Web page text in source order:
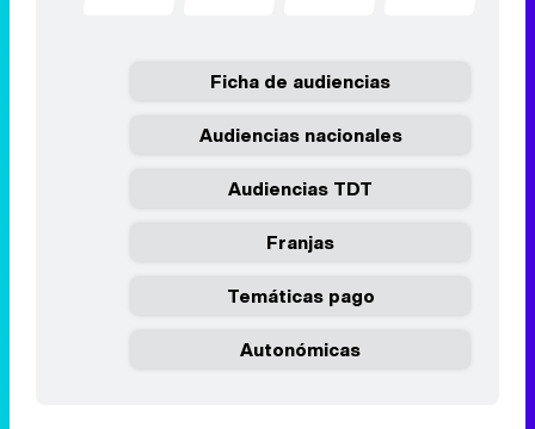
Ficha de audiencias
Audiencias nacionales
Audiencias TDT
Franjas
Temáticas pago
Autonómicas